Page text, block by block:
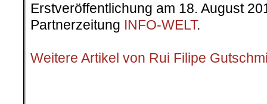
Erstveröffentlichung am 18. August
Partnerzeitung INFO-WELT.
Weitere Artikel von Rui Filipe